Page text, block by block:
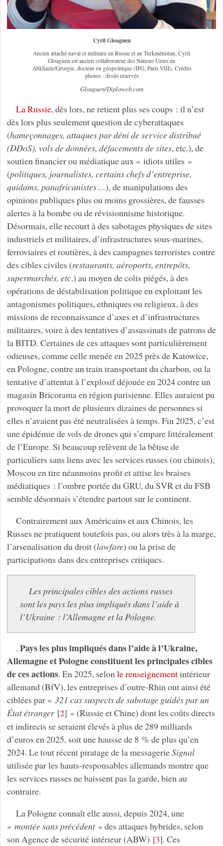
Cyril Gloaguen
Ancien attaché naval et militaire en Russie et au Turkménistan, Cyril
Gloaguen est ancien collaborateur des Nations Unies en
Abkhazie/Géorgie, docteur en géopolitique (IFG, Paris VIII). Crédits
photos : droits réservés
Gloaguen/Diploweb.com
La Russie, dès lors, ne retient plus ses coups : il n’est
dès lors plus seulement question de cyberattaques
(hameçonnages, attaques par déni de service distribué
(DDoS), vols de données, défacements de sites, etc.), de
soutien financier ou médiatique aux « idiots utiles »
(politiques, journalistes, certains chefs d’entreprise,
quidams, panafricanistes…), de manipulations des
opinions publiques plus ou moins grossières, de fausses
alertes à la bombe ou de révisionnisme historique.
Désormais, elle recourt à des sabotages physiques de sites
industriels et militaires, d’infrastructures sous-marines,
ferroviaires et routières, à des campagnes terroristes contre
des cibles civiles (restaurants, aéroports, entrepôts,
supermarchés, etc.) au moyen de colis piégés, à des
opérations de déstabilisation politique en exploitant les
antagonismes politiques, ethniques ou religieux, à des
missions de reconnaissance d’axes et d’infrastructures
militaires, voire à des tentatives d’assassinats de patrons de
la BITD. Certaines de ces attaques sont particulièrement
odieuses, comme celle menée en 2025 près de Katowice,
en Pologne, contre un train transportant du charbon, ou la
tentative d’attentat à l’explosif déjouée en 2024 contre un
magasin Bricorama en région parisienne. Elles auraient pu
provoquer la mort de plusieurs dizaines de personnes si
elles n’avaient pas été neutralisées à temps. Fin 2025, c’est
une épidémie de vols de drones qui s’empare littéralement
de l’Europe. Si beaucoup relèvent de la bêtise de
particuliers sans liens avec les services russes (ou chinois),
Moscou en tire néanmoins profit et attise les braises
médiatiques : l’ombre portée du GRU, du SVR et du FSB
semble désormais s’étendre partout sur le continent.
Contrairement aux Américains et aux Chinois, les
Russes ne pratiquent toutefois pas, ou alors très à la marge,
l’arsenalisation du droit (lawfare) ou la prise de
participations dans des entreprises critiques.
Les principales cibles des actions russes
sont les pays les plus impliqués dans l’aide à
l’Ukraine : l’Allemagne et la Pologne.
. Pays les plus impliqués dans l’aide à l’Ukraine,
Allemagne et Pologne constituent les principales cibles
de ces actions. En 2025, selonle renseignementintérieur
allemand (BfV), les entreprises d’outre-Rhin ont ainsi été
ciblées par « 321 cas suspects de sabotage guidés par un
État étranger[2] » (Russie et Chine) dont les coûts directs
et indirects se seraient élevés à plus de 289 milliards
d’euros en 2025, soit une hausse de 8 % de plus qu’en
2024. Le tout récent piratage de la messagerieSignal
utilisée par les hauts-responsables allemands montre que
les services russes ne baissent pas la garde, bien au
contraire.
La Pologne connaît elle aussi, depuis 2024, une
« montée sans précédent» des attaques hybrides, selon
son Agence de sécurité intérieur (ABW) [3]. Ces